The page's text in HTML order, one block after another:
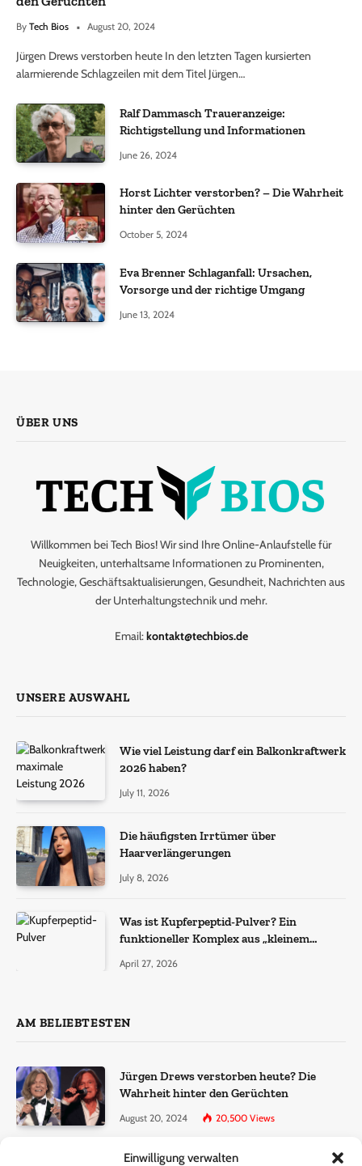
Einwilligung verwalten
By Tech Bios August 20, 2024
Jürgen Drews verstorben heute In den letzten Tagen kursierten
alarmierende Schlagzeilen mit dem Titel Jürgen…
Ralf Dammasch Traueranzeige:
Richtigstellung und Informationen
June 26, 2024
Horst Lichter verstorben? – Die Wahrheit
hinter den Gerüchten
October 5, 2024
Eva Brenner Schlaganfall: Ursachen,
Vorsorge und der richtige Umgang
June 13, 2024
ÜBER UNS
Willkommen bei Tech Bios! Wir sind Ihre Online-Anlaufstelle für
Neuigkeiten, unterhaltsame Informationen zu Prominenten,
Technologie, Geschäftsaktualisierungen, Gesundheit, Nachrichten aus
der Unterhaltungstechnik und mehr.
Email:kontakt@techbios.de
UNSERE AUSWAHL
Wie viel Leistung darf ein Balkonkraftwerk
2026 haben?
July 11, 2026
Die häufigsten Irrtümer über
Haarverlängerungen
July 8, 2026
Was ist Kupferpeptid-Pulver? Ein
funktioneller Komplex aus „kleinem
April 27, 2026
AM BELIEBTESTEN
Jürgen Drews verstorben heute? Die
Wahrheit hinter den Gerüchten
August 20, 2024 20,500 Views
Ralf Dammasch Traueranzeige: